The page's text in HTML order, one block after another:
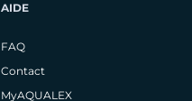
AIDE
FAQ
Contact
MyAQUALEX